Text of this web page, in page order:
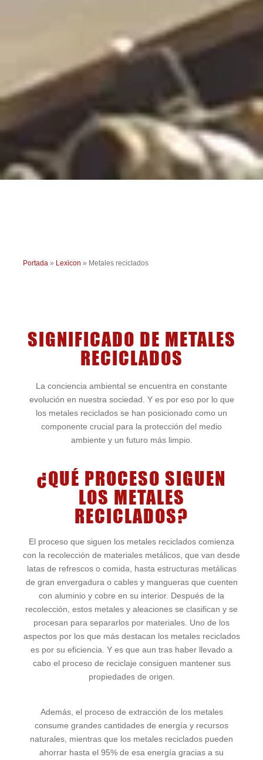
Portada » Lexicon » Metales reciclados
SIGNIFICADO DE METALES
RECICLADOS
La conciencia ambiental se encuentra en constante
evolución en nuestra sociedad. Y es por eso por lo que
los metales reciclados se han posicionado como un
componente crucial para la protección del medio
ambiente y un futuro más limpio.
¿QUÉ PROCESO SIGUEN
LOS METALES
RECICLADOS?
El proceso que siguen los metales reciclados comienza
con la recolección de materiales metálicos, que van desde
latas de refrescos o comida, hasta estructuras metálicas
de gran envergadura o cables y mangueras que cuenten
con aluminio y cobre en su interior. Después de la
recolección, estos metales y aleaciones se clasifican y se
procesan para separarlos por materiales. Uno de los
aspectos por los que más destacan los metales reciclados
es por su eficiencia. Y es que aun tras haber llevado a
cabo el proceso de reciclaje consiguen mantener sus
propiedades de origen.
Además, el proceso de extracción de los metales
consume grandes cantidades de energía y recursos
naturales, mientras que los metales reciclados pueden
ahorrar hasta el 95% de esa energía gracias a su